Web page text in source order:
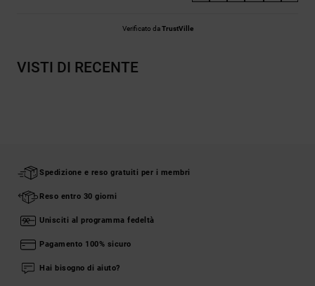
Verificato daTrustVille
VISTI DI RECENTE
Spedizione e reso gratuiti per i membri
Reso entro 30 giorni
Unisciti al programma fedeltà
Pagamento 100% sicuro
Hai bisogno di aiuto?